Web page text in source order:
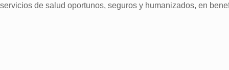
servicios de salud oportunos, seguros y humanizados, en